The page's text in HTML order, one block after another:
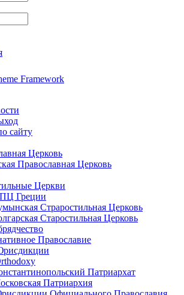
Framework
сайту
Церковь
Православная Церковь
Церкви
Греции
Страростильная Церковь
Старостильная Церковь
Православие
Патриархат
Патриархия